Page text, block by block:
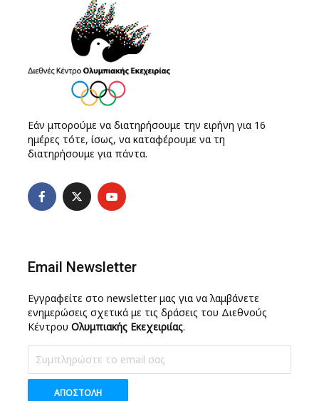
Εάν μπορούμε να διατηρήσουμε την ειρήνη για 16
ημέρες τότε, ίσως, να καταφέρουμε να τη
διατηρήσουμε για πάντα.
Email Newsletter
Εγγραφείτε στο newsletter μας για να λαμβάνετε
ενημερώσεις σχετικά με τις δράσεις του Διεθνούς
Κέντρου Ολυμπιακής Εκεχειριίας.